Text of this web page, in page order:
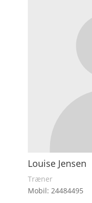
Louise Jensen
Træner
Mobil: 24484495